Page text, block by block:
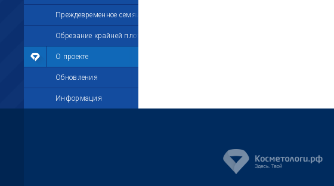
Преждевременное семяизвержение
Обрезание крайней плоти
О проекте
Обновления
Информация